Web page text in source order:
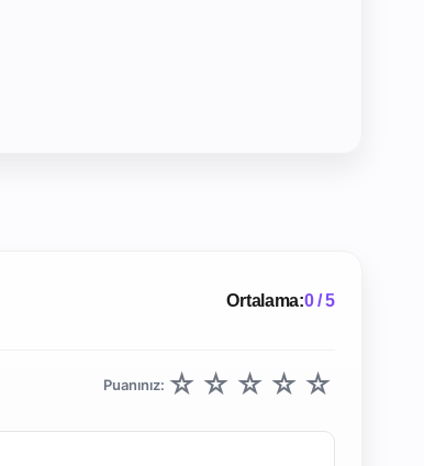
Ortalama:0 / 5
Puanınız: ☆ ☆ ☆ ☆ ☆